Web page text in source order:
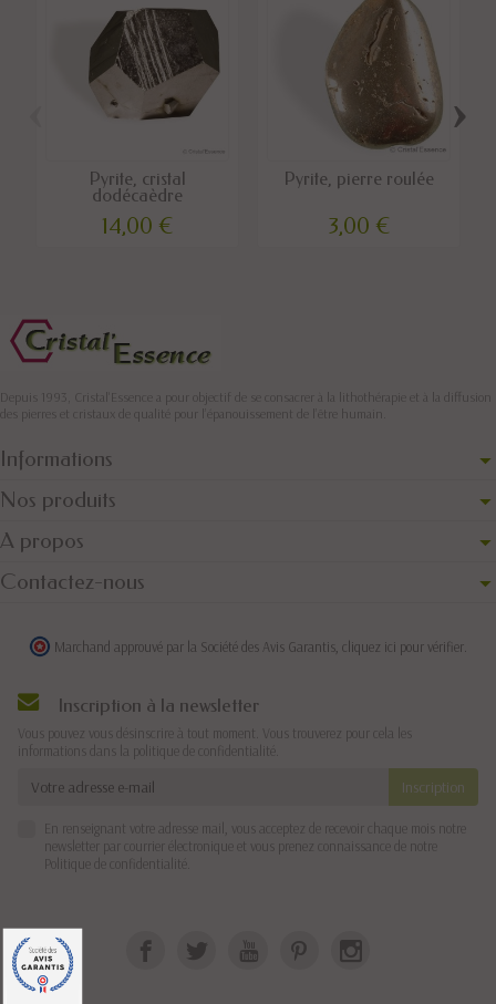
Pyrite, cristal
dodécaèdre
14,00 €
Pyrite, pierre roulée
3,00 €
›
Depuis 1993, Cristal'Essence a pour objectif de se consacrer à la lithothérapie et à la diffusion
des pierres et cristaux de qualité pour l’épanouissement de l’être humain.
Informations
Nos produits
A propos
Contactez-nous
Marchand approuvé par la Société des Avis Garantis, cliquez ici pour vérifier
Inscription à la newsletter
Vous pouvez vous désinscrire à tout moment. Vous trouverez pour cela les
informations dans la politique de confidentialité.
En renseignant votre adresse mail, vous acceptez de recevoir chaque mois notre
newsletter par courrier électronique et vous prenez connaissance de notre
Politique de confidentialité